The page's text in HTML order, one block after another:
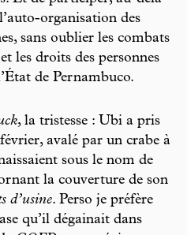
organisation des
sans oublier les combats
les droits des personnes
de Pernambuco.
, la tristesse : Ubi a pris
avalé par un crabe à
sous le nom de
la couverture de son
d’usine. Perso je préfère
qu’il dégainait dans